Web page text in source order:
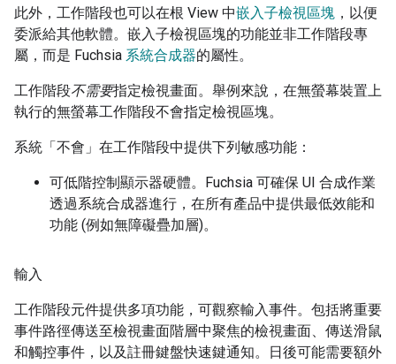
此外，工作階段也可以在根 View 中嵌入子檢視區塊 ，以便
委派給其他軟體。嵌入子檢視區塊的功能並非工作階段專
屬，而是 Fuchsia 系統合成器的屬性。
工作階段不需要指定檢視畫面。舉例來說，在無螢幕裝置上
執行的無螢幕工作階段不會指定檢視區塊。
系統「不會」 在工作階段中提供下列敏感功能：
可低階控制顯示器硬體。Fuchsia 可確保 UI 合成作業
透過系統合成器進行，在所有產品中提供最低效能和
功能 (例如無障礙疊加層)。
輸入
工作階段元件提供多項功能，可觀察輸入事件。包括將重要
事件路徑傳送至檢視畫面階層中聚焦的檢視畫面、傳送滑鼠
和觸控事件，以及註冊鍵盤快速鍵通知。日後可能需要額外